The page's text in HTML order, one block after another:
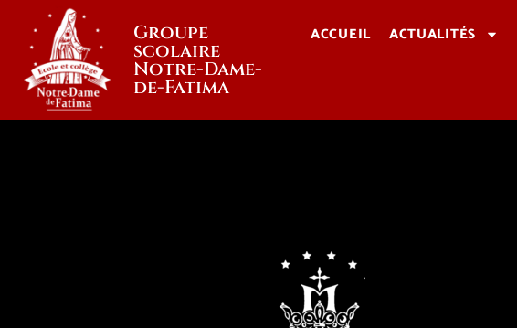
Groupe
scolaire
Notre-Dame-
de-Fatima
ACCUEIL ACTUALITÉS